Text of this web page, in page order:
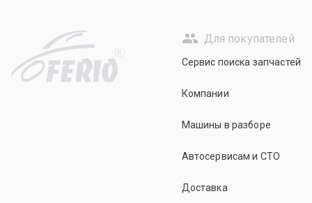
R
Для покупателей
Сервис поиска запчастей
Компании
Машины в разборе
Автосервисам и СТО
Доставка